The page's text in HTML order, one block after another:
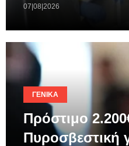
07|08|2026
ΓΕΝΙΚΆ
Πρόστιμο
Πυροσβεστική